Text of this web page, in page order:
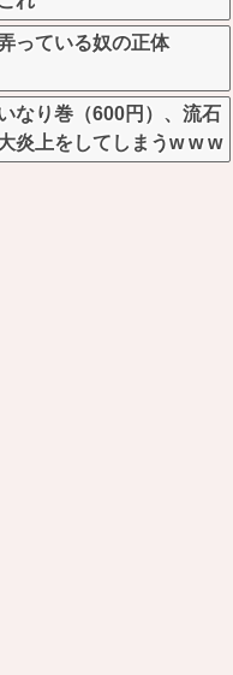
っている奴の正体
なり巻（600円）、流石
炎上をしてしまうw w w